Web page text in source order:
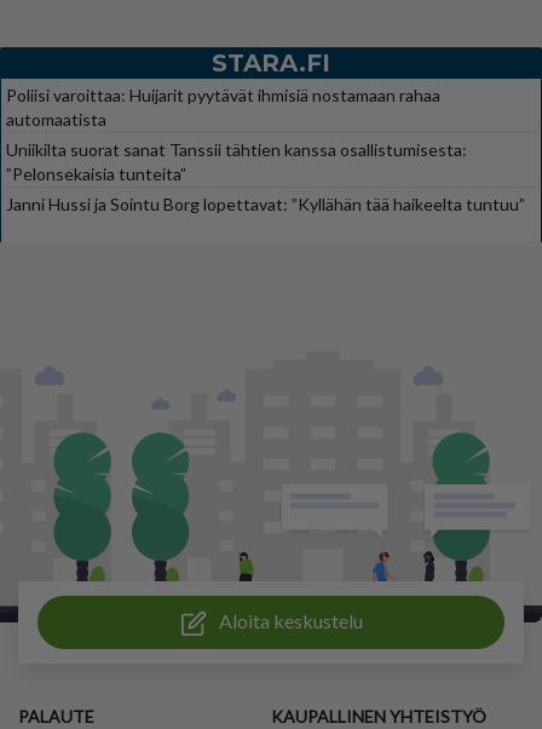
STARA.FI
Poliisi varoittaa: Huijarit pyytävät ihmisiä nostamaan rahaa
automaatista
Uniikilta suorat sanat Tanssii tähtien kanssa osallistumisesta:
”Pelonsekaisia tunteita”
Janni Hussi ja Sointu Borg lopettavat: ”Kyllähän tää haikeelta tuntuu”
Aloita keskustelu
PALAUTE KAUPALLINEN YHTEISTYÖ